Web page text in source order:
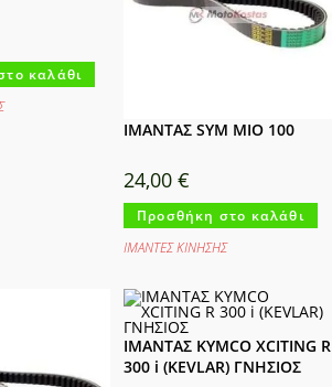
καλάθι
ΙΜΑΝΤΑΣ SYM MIO 100
24,00€
Προσθήκη στο καλάθι
ΙΜΑΝΤΕΣ ΚΙΝΗΣΗΣ
ΙΜΑΝΤΑΣ KYMCO XCITING R
300 i (KEVLAR) ΓΝΗΣΙΟΣ